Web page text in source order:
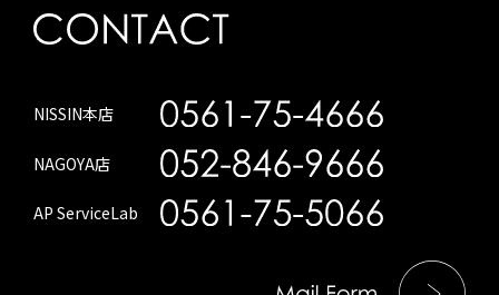
NISSIN本店
NAGOYA店
AP ServiceLab